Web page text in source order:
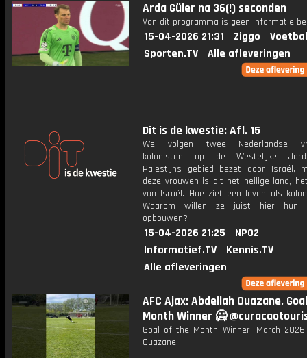
Arda Güler na 36(!) seconden
Van dit programma is geen informatie
15-04-2026 21:31 Ziggo
Sporten.TV
Alle afleveringen
Dit is de kwestie: Afl. 15
We volgen twee Nederlandse
kolonisten op de Westelijke
Palestijns gebied bezet door Israël,
deze vrouwen is dit het heilige land,
van Israël. Hoe ziet een leven als
Waarom willen ze juist hier hun
opbouwen?
15-04-2026 21:25
NPO2
Informatief.TV
Kennis.TV
Alle afleveringen
AFC Ajax: Abdellah Ouazane,
Month Winner 🥶
Goal of the Month Winner, March
Ouazane.